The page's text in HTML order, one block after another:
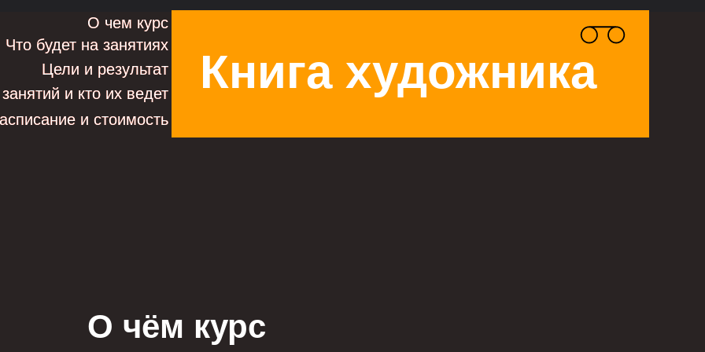
Книга художника
О чем курс
и кто их ведет
Что будет на занятиях
Цели и результат
и стоимость
О чем курс
и кто их ведет
Что будет на занятиях
Цели и результат
и стоимость
О чём курс